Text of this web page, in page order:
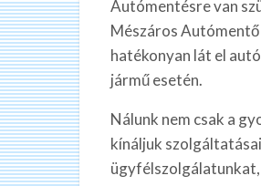
Autómentésre van
Mészáros
hatékonyan lát el
jármű esetén.
Nálunk nem csak a
kínáljuk